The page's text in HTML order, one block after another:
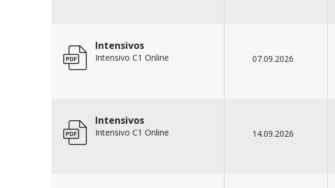
Intensivos
Intensivo C1 Online 07.09.2026
Intensivos
Intensivo C1 Online 14.09.2026